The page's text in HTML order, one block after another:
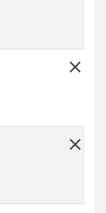
close
close